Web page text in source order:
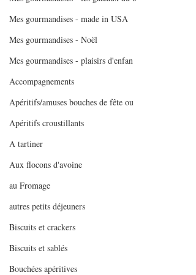
Mes gourmandises - made in USA
Mes gourmandises - Noël
Mes gourmandises - plaisirs d'enfan
Accompagnements
Apéritifs/amuses bouches de fête ou
Apéritifs croustillants
A tartiner
Aux flocons d'avoine
au Fromage
autres petits déjeuners
Biscuits et crackers
Biscuits et sablés
Bouchées apéritives